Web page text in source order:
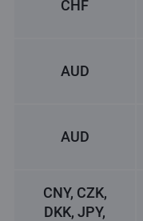
CHF
AUD
AUD
CNY, CZK,
DKK, JPY,